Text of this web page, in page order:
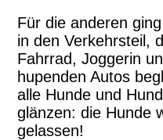
Für die anderen
in den Verkehrsteil,
Fahrrad, Joggerin
hupenden Autos
alle Hunde und
glänzen: die Hunde
gelassen!